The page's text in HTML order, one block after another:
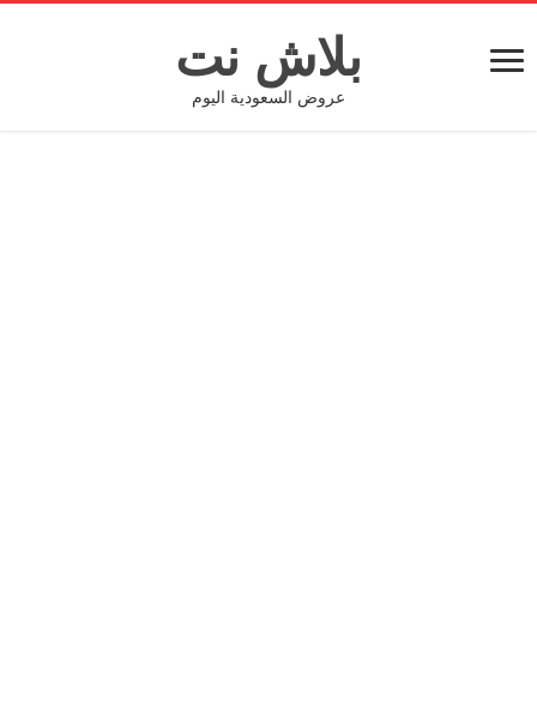
بلاش نت
عروض السعودية اليوم